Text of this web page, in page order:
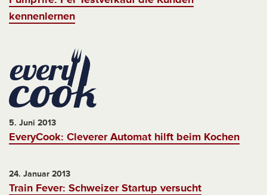
kennenlernen
5. Juni 2013
EveryCook: Cleverer Automat hilft beim Kochen
24. Januar 2013
Train Fever: Schweizer Startup versucht